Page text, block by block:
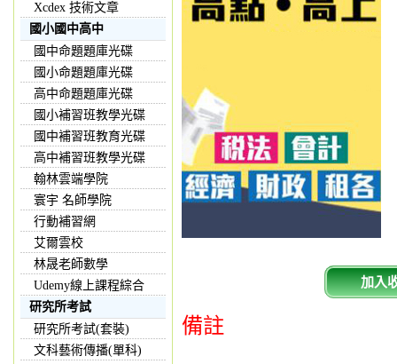
Xcdex 技術文章
國小國中高中
國中命題題庫光碟
國小命題題庫光碟
高中命題題庫光碟
國小補習班教學光碟
國中補習班教育光碟
高中補習班教學光碟
翰林雲端學院
寰宇 名師學院
行動補習網
艾爾雲校
林晟老師數學
Udemy線上課程綜合
研究所考試
研究所考試(套裝)
文科藝術傳播(單科)
加入
備註